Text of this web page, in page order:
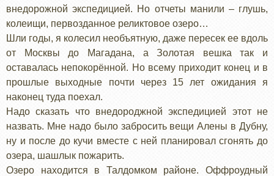
внедорожной экспедицией. Но отчеты манили – глушь,
колеищи, первозданное реликтовое озеро…
Шли годы, я колесил необъятную, даже пересек ее вдоль
от Москвы до Магадана, а Золотая вешка так и
оставалась непокорённой. Но всему приходит конец и в
прошлые выходные почти через 15 лет ожидания я
наконец туда поехал.
Надо сказать что внедороджной экспедицией этот не
назвать. Мне надо было забросить вещи Алены в Дубну,
ну и после до кучи вместе с ней планировал сгонять до
озера, шашлык пожарить.
Озеро находится в Талдомком районе. Оффроудный